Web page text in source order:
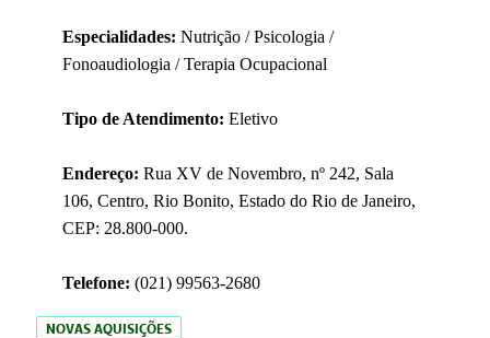
Especialidades: Nutrição / Psicologia /
Fonoaudiologia / Terapia Ocupacional
Tipo de Atendimento: Eletivo
Endereço: Rua XV de Novembro, nº 242, Sala
106, Centro, Rio Bonito, Estado do Rio de Janeiro,
CEP: 28.800-000.
Telefone: (021) 99563-2680
NOVAS AQUISIÇÕES